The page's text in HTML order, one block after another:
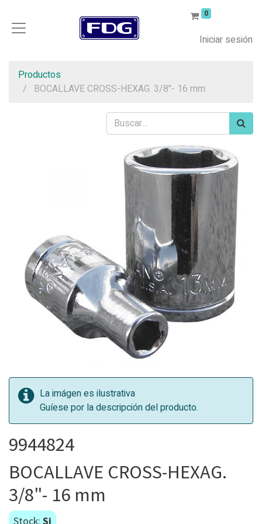
0
Iniciar sesión
Productos
BOCALLAVE CROSS-HEXAG. 3/8"- 16 mm
La imágen es ilustrativa
Guíese por la descripción del producto.
9944824
BOCALLAVE CROSS-HEXAG.
3/8"- 16 mm
Stock: Si